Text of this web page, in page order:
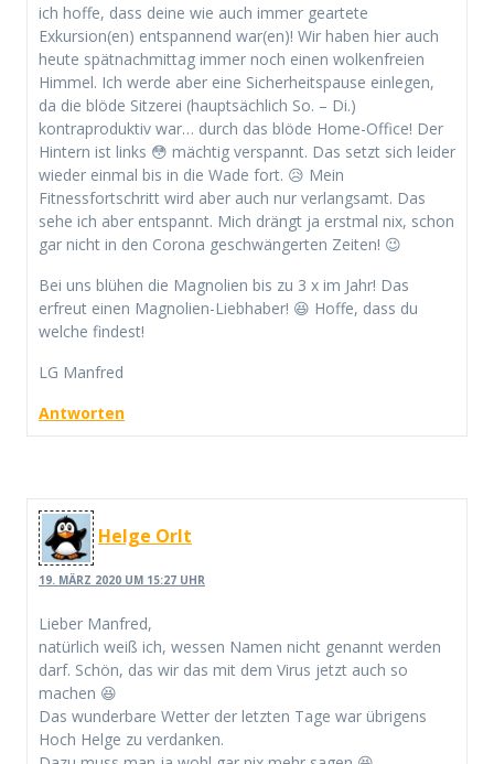
ich hoffe, dass deine wie auch immer geartete
Exkursion(en) entspannend war(en)! Wir haben hier auch
heute spätnachmittag immer noch einen wolkenfreien
Himmel. Ich werde aber eine Sicherheitspause einlegen,
da die blöde Sitzerei (hauptsächlich So. – Di.)
kontraproduktiv war… durch das blöde Home-Office! Der
Hintern ist links 😳 mächtig verspannt. Das setzt sich leider
wieder einmal bis in die Wade fort. 😥 Mein
Fitnessfortschritt wird aber auch nur verlangsamt. Das
sehe ich aber entspannt. Mich drängt ja erstmal nix, schon
gar nicht in den Corona geschwängerten Zeiten! 😉
Bei uns blühen die Magnolien bis zu 3 x im Jahr! Das
erfreut einen Magnolien-Liebhaber! 😆 Hoffe, dass du
welche findest!
LG Manfred
Antworten
Helge Orlt
19. MÄRZ 2020 UM 15:27 UHR
Lieber Manfred,
natürlich weiß ich, wessen Namen nicht genannt werden
darf. Schön, das wir das mit dem Virus jetzt auch so
machen 😆
Das wunderbare Wetter der letzten Tage war übrigens
Hoch Helge zu verdanken.